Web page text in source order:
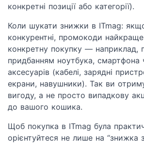
конкретні позиції або категорії).
Коли шукати знижки в ITmag:
конкурентні, промокоди найкраще
конкретну покупку — наприклад,
придбанням ноутбука, смартфона
аксесуарів (кабелі, зарядні
екрани, навушники). Так ви
вигоду, а не просто випадкову
до вашого кошика.
Щоб покупка в ITmag була
орієнтуйтеся не лише на “знижка